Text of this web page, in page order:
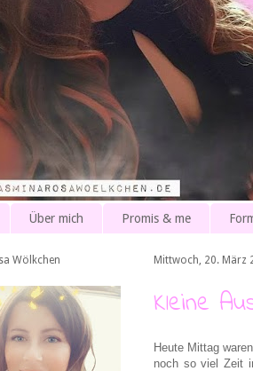
Über mich Promis & me
Mittwoch, 20. März
Kleine
Heute Mittag
noch so viel Zeit
Wölkchen